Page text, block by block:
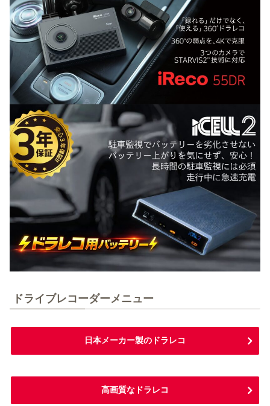
ドライブレコーダーメニュー
日本メーカー製のドラレコ
高画質なドラレコ